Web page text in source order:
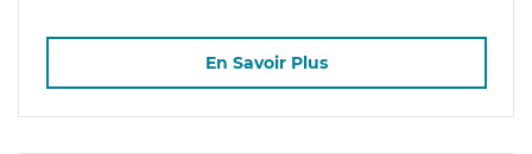
En Savoir Plus